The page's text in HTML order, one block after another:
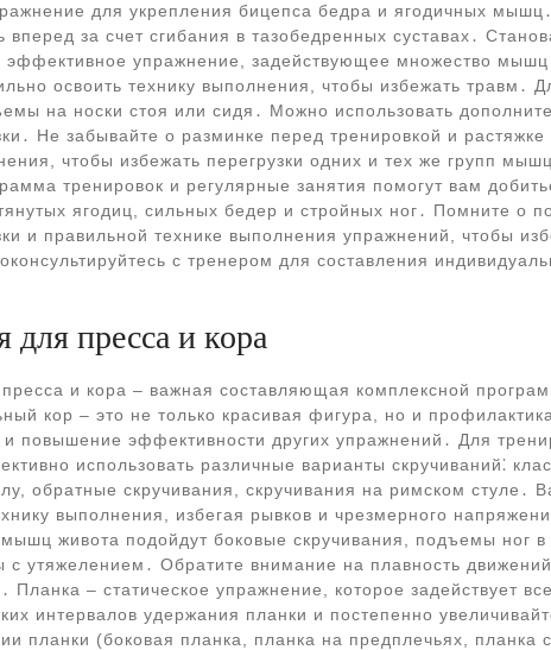
для укрепления бицепса бедра и ягодичных
за счет сгибания в тазобедренных суставах․
эффективное упражнение, задействующее множество мышц
освоить технику выполнения, чтобы избежать травм․
на носки стоя или сидя․ Можно использовать
Не забывайте о разминке перед тренировкой и
чтобы избежать перегрузки одних и тех же групп
тренировок и регулярные занятия помогут вам
ягодиц, сильных бедер и стройных ног․ Помните о
и правильной технике выполнения упражнений, чтобы
с тренером для составления
пресса и кора
и кора – важная составляющая комплексной
кор – это не только красивая фигура, но и
повышение эффективности других упражнений․ Для
использовать различные варианты скручиваний⁚
обратные скручивания, скручивания на римском стуле․
выполнения, избегая рывков и чрезмерного
живота подойдут боковые скручивания, подъемы ног в
с утяжелением․ Обратите внимание на плавность
– статическое упражнение, которое задействует
интервалов удержания планки и постепенно
планки (боковая планка, планка на предплечьях, планка